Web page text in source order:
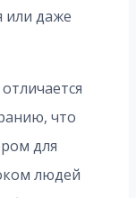
или даже
что
для
людей